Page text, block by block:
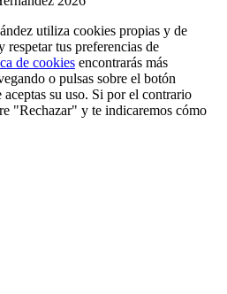
utiliza cookies propias y de
respetar tus preferencias de
de cookies encontrarás más
o pulsas sobre el botón
su uso. Si por el contrario
"Rechazar" y te indicaremos cómo